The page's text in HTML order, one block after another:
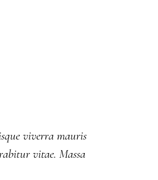
viverra mauris
vitae. Massa